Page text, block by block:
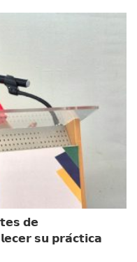
𝗱𝗲
𝘀𝘂 𝗽𝗿𝗮́𝗰𝘁𝗶𝗰𝗮